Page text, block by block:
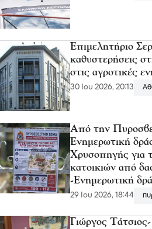
Επιμελητήριο
καθυστερήσεις
στις αγροτικές
30 Ιου 2026, 20:13
Από την
Ενημερωτική
Χρυσοπηγής για
κατοικιών από
-Ενημερωτική
29 Ιου 2026, 18:44
Γιώργος